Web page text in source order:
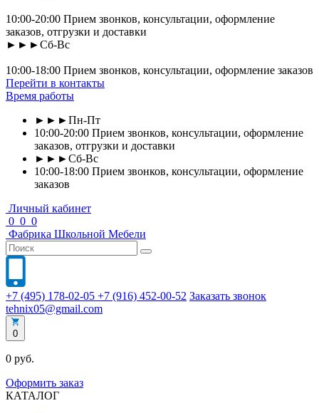
10:00-20:00 Прием звонков, консультации, оформление
заказов, отгрузки и доставки
►►►Сб-Вс
10:00-18:00 Прием звонков, консультации, оформление заказов
Перейти в контакты
Время работы
►►►Пн-Пт
10:00-20:00 Прием звонков, консультации, оформление
заказов, отгрузки и доставки
►►►Сб-Вс
10:00-18:00 Прием звонков, консультации, оформление
заказов
Личный кабинет
0 0 0
Фабрика Школьной Мебели
+7 (495) 178-02-05 +7 (916) 452-00-52 Заказать звонок
tehnix05@gmail.com
0
0 руб.
Оформить заказ
КАТАЛОГ